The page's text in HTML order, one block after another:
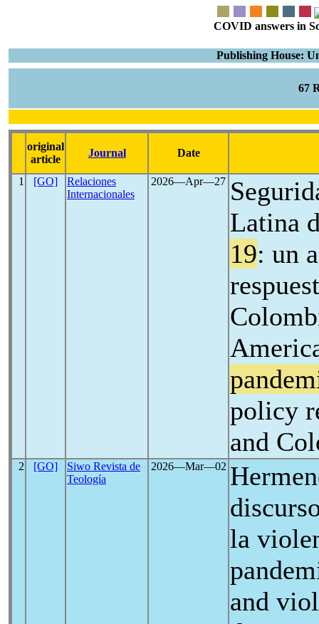
COVID answers in
Publishing House:
67
original
article
Journal Date
1 [GO]
Relaciones
Internacionales
2026―Apr―27
Latina
19: un
policy
and
2 [GO]
Siwo Revista de
Teología
2026―Mar―02
la
and